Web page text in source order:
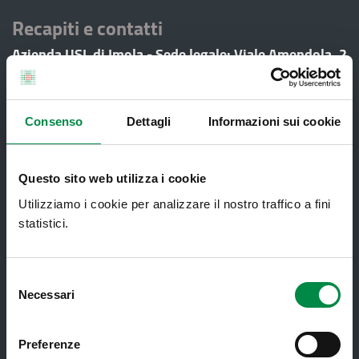
Consenso Dettagli Informazioni sui cookie
Questo sito web utilizza i cookie
Utilizziamo i cookie per analizzare il nostro traffico a fini
statistici.
delNecessari
Preferenze
Recapiti e contatti
Azienda USL di Imola - Sede legale: Viale Amendola, 2
- 40026 Imola
T. +39 0542 604111 - F. +39 0542 604013 - CF
90000900374 - Partita IVA 00705271203
Servizi al cittadino
Ambulatori di Continuità Assistenziale
Assistenza sanitaria transfrontaliera
Direzione Assistenza Farmaceutica